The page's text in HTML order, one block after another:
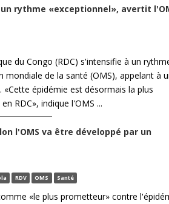
rythme «exceptionnel», avertit
du Congo (RDC) s'intensifie à un
de la santé (OMS), appelant à
épidémie est désormais la plus
RDC», indique l'OMS ...
l'OMS va être développé par un
RDV OMS Santé
«le plus prometteur» contre